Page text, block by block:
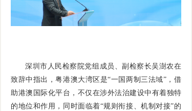
深圳市人民检察院党组成员、副检察长吴澍农在
致辞中指出，粤港澳大湾区是“一国两制三法域”，借
助港澳国际化平台，不仅在涉外法治建设中有着独特
的地位和作用，同时面临着“规则衔接、机制对接”的